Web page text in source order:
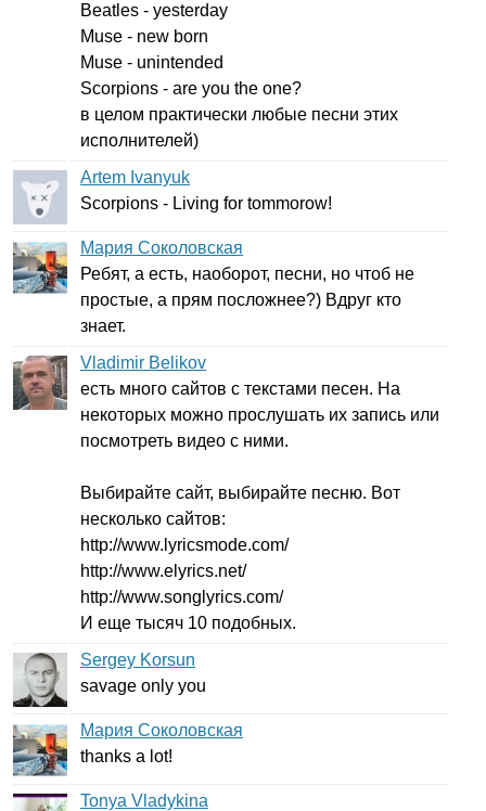
Beatles - yesterday
Muse - new born
Muse - unintended
Scorpions - are you the one?
в целом практически любые песни этих
исполнителей)
Artem Ivanyuk
Scorpions - Living for tommorow!
Мария Соколовская
Ребят, а есть, наоборот, песни, но чтоб не
простые, а прям посложнее?) Вдруг кто
знает.
Vladimir Belikov
есть много сайтов с текстами песен. На
некоторых можно прослушать их запись или
посмотреть видео с ними.
Выбирайте сайт, выбирайте песню. Вот
несколько сайтов:
http://www. lyricsmode.com/
http://www.elyrics.net/
http://www.songlyrics.com/
И еще тысяч 10 подобных.
Sergey Korsun
savage only you
Мария Соколовская
thanks a lot!
Tonya Vladykina